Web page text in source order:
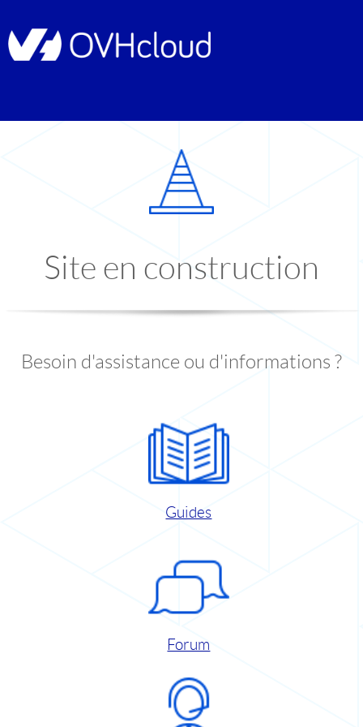
Site en construction
Besoin d'assistance ou d'informations ?
Guides
Forum